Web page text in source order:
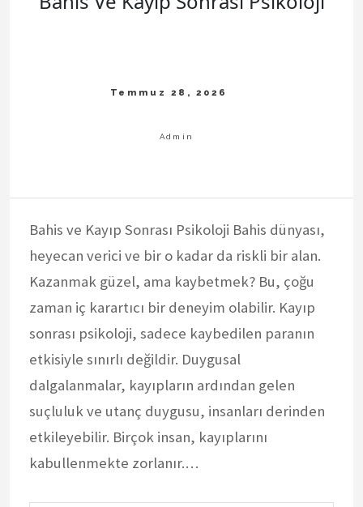
Bahis ve Kayıp Sonrası Psikoloji Bahis dünyası,
heyecan verici ve bir o kadar da riskli bir alan.
Kazanmak güzel, ama kaybetmek? Bu, çoğu
zaman iç karartıcı bir deneyim olabilir. Kayıp
sonrası psikoloji, sadece kaybedilen paranın
etkisiyle sınırlı değildir. Duygusal
dalgalanmalar, kayıpların ardından gelen
suçluluk ve utanç duygusu, insanları derinden
etkileyebilir. Birçok insan, kayıplarını
kabullenmekte zorlanır.…